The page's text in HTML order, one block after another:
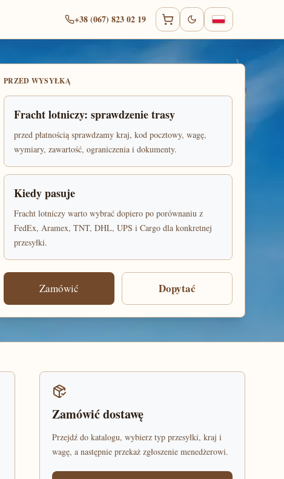
+38 (067) 823 02 19
PRZED WYSYŁKĄ
Fracht lotniczy: sprawdzenie trasy
przed płatnością sprawdzamy kraj, kod pocztowy, wagę,
wymiary, zawartość, ograniczenia i dokumenty.
Kiedy pasuje
Fracht lotniczy warto wybrać dopiero po porównaniu z
FedEx, Aramex, TNT, DHL, UPS i Cargo dla konkretnej
przesyłki.
Zamówić Dopytać
Zamówić dostawę
Przejdź do katalogu, wybierz typ przesyłki, kraj i
wagę, a następnie przekaż zgłoszenie menedżerowi.